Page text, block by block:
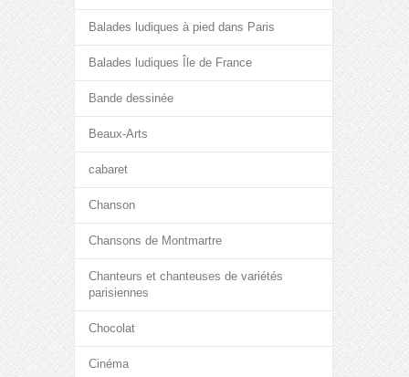
Balades ludiques à pied dans Paris
Balades ludiques Île de France
Bande dessinée
Beaux-Arts
cabaret
Chanson
Chansons de Montmartre
Chanteurs et chanteuses de variétés
parisiennes
Chocolat
Cinéma